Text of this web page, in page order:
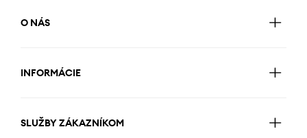
O NÁS
INFORMÁCIE
SLUŽBY ZÁKAZNÍKOM